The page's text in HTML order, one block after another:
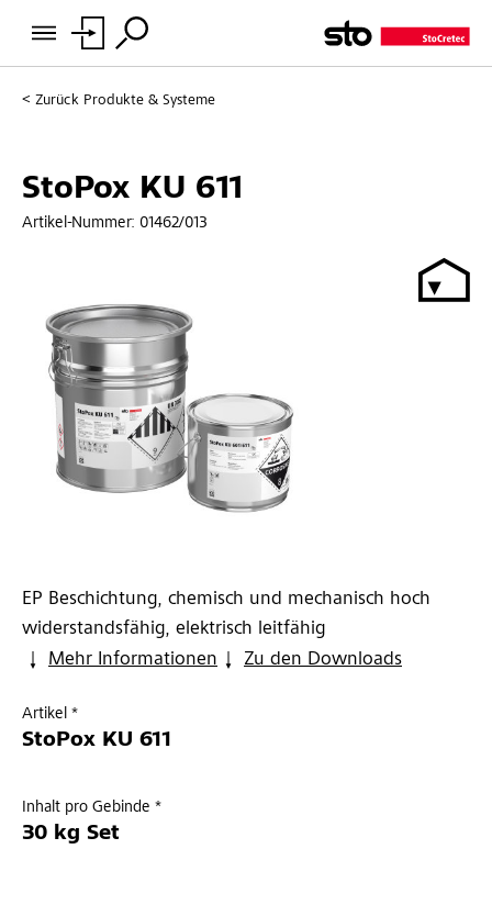
Zurück Produkte & Systeme
StoPox KU 611
Artikel-Nummer: 01462/013
EP Beschichtung, chemisch und mechanisch hoch
widerstandsfähig, elektrisch leitfähig
Mehr Informationen
Zu den Downloads
Artikel *
StoPox KU 611
Inhalt pro Gebinde *
30 kg Set